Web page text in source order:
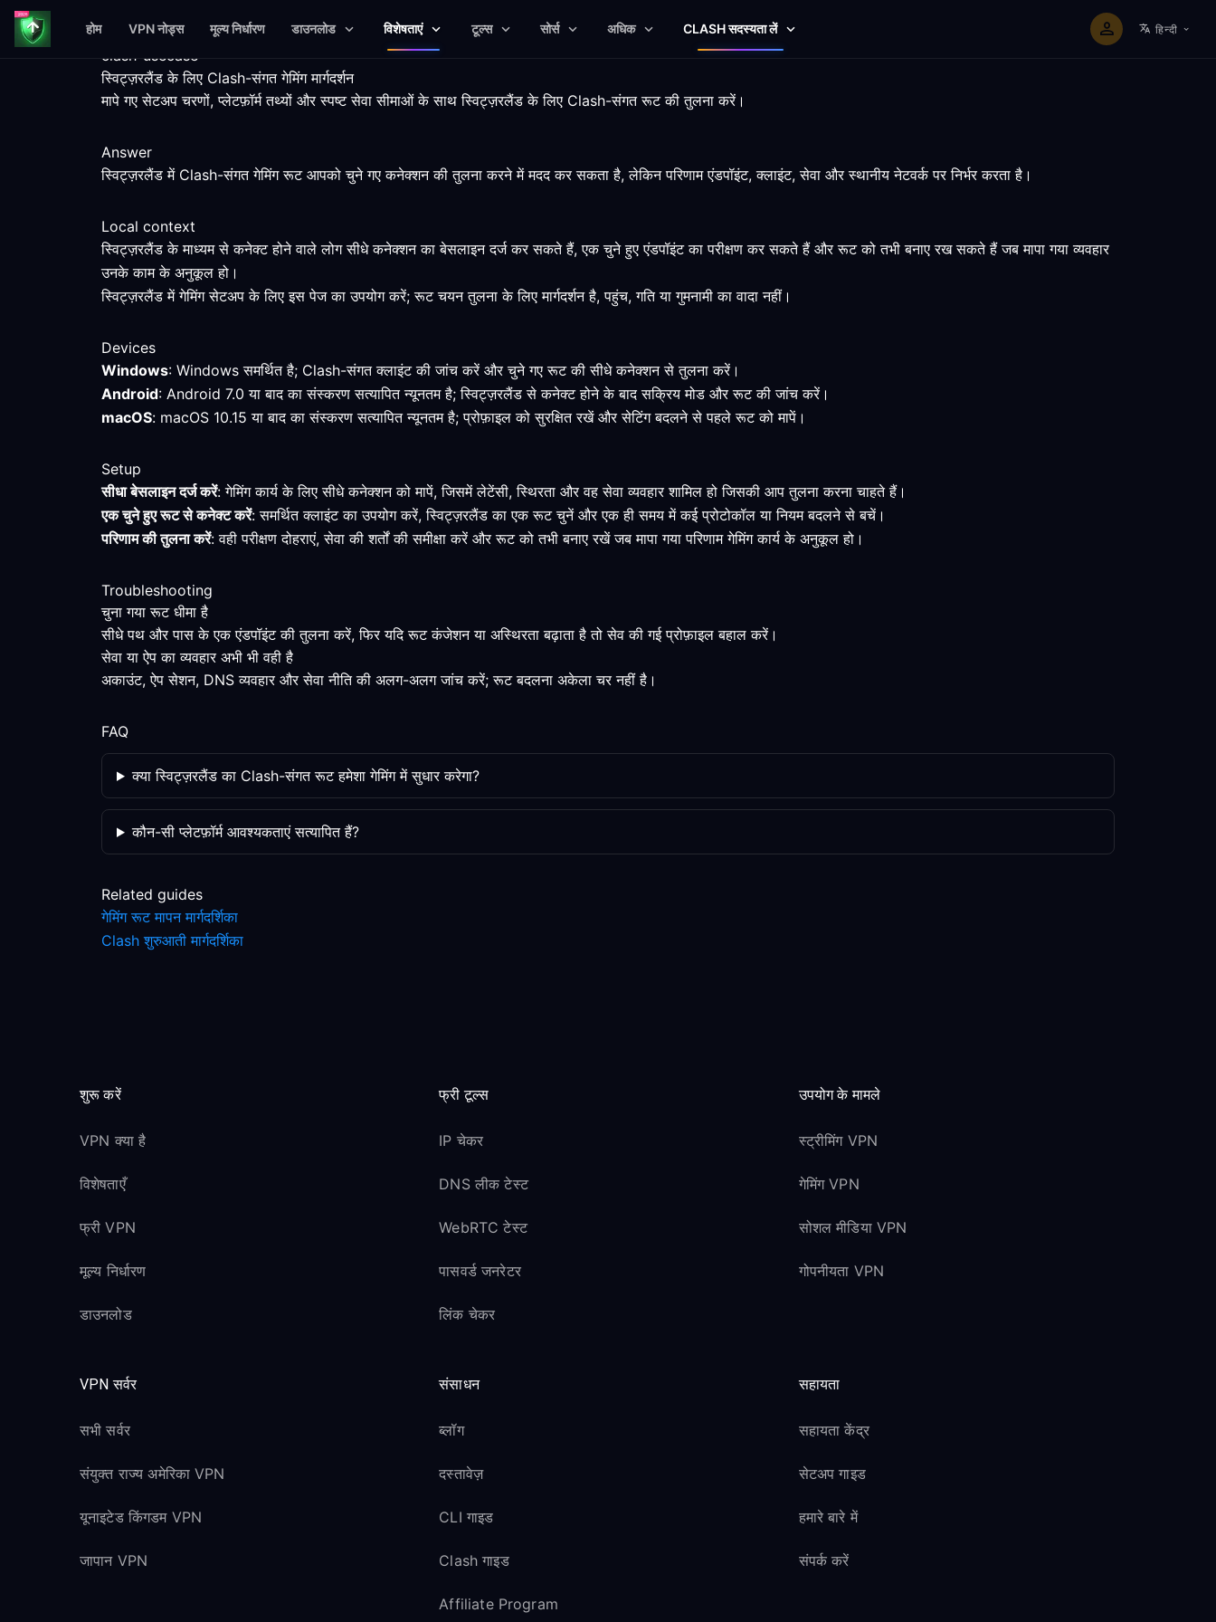
होम VPN नोड्स मूल्य निर्धारण डाउनलोड विशेषताएं टूल्स सोर्स अधिक CLASH सदस्यता लें हिन्दी
clash-usecase
स्विट्ज़रलैंड के लिए Clash-संगत गेमिंग मार्गदर्शन
मापे गए सेटअप चरणों, प्लेटफ़ॉर्म तथ्यों और स्पष्ट सेवा सीमाओं के साथ स्विट्ज़रलैंड के लिए Clash-संगत रूट की तुलना करें।
Answer
स्विट्ज़रलैंड में Clash-संगत गेमिंग रूट आपको चुने गए कनेक्शन की तुलना करने में मदद कर सकता है, लेकिन परिणाम एंडपॉइंट, क्लाइंट, सेवा और स्थानीय नेटवर्क पर निर्भर करता है।
Local context
स्विट्ज़रलैंड के माध्यम से कनेक्ट होने वाले लोग सीधे कनेक्शन का बेसलाइन दर्ज कर सकते हैं, एक चुने हुए एंडपॉइंट का परीक्षण कर सकते हैं और रूट को तभी बनाए रख सकते हैं जब मापा गया व्यवहार
उनके काम के अनुकूल हो।
स्विट्ज़रलैंड में गेमिंग सेटअप के लिए इस पेज का उपयोग करें; रूट चयन तुलना के लिए मार्गदर्शन है, पहुंच, गति या गुमनामी का वादा नहीं।
Devices
Windows: Windows समर्थित है; Clash-संगत क्लाइंट की जांच करें और चुने गए रूट की सीधे कनेक्शन से तुलना करें।
Android: Android 7.0 या बाद का संस्करण सत्यापित न्यूनतम है; स्विट्ज़रलैंड से कनेक्ट होने के बाद सक्रिय मोड और रूट की जांच करें।
macOS: macOS 10.15 या बाद का संस्करण सत्यापित न्यूनतम है; प्रोफ़ाइल को सुरक्षित रखें और सेटिंग बदलने से पहले रूट को मापें।
Setup
सीधा बेसलाइन दर्ज करें: गेमिंग कार्य के लिए सीधे कनेक्शन को मापें, जिसमें लेटेंसी, स्थिरता और वह सेवा व्यवहार शामिल हो जिसकी आप तुलना करना चाहते हैं।
एक चुने हुए रूट से कनेक्ट करें: समर्थित क्लाइंट का उपयोग करें, स्विट्ज़रलैंड का एक रूट चुनें और एक ही समय में कई प्रोटोकॉल या नियम बदलने से बचें।
परिणाम की तुलना करें: वही परीक्षण दोहराएं, सेवा की शर्तों की समीक्षा करें और रूट को तभी बनाए रखें जब मापा गया परिणाम गेमिंग कार्य के अनुकूल हो।
Troubleshooting
चुना गया रूट धीमा है
सीधे पथ और पास के एक एंडपॉइंट की तुलना करें, फिर यदि रूट कंजेशन या अस्थिरता बढ़ाता है तो सेव की गई प्रोफ़ाइल बहाल करें।
सेवा या ऐप का व्यवहार अभी भी वही है
अकाउंट, ऐप सेशन, DNS व्यवहार और सेवा नीति की अलग-अलग जांच करें; रूट बदलना अकेला चर नहीं है।
FAQ
क्या स्विट्ज़रलैंड का Clash-संगत रूट हमेशा गेमिंग में सुधार करेगा?
कौन-सी प्लेटफ़ॉर्म आवश्यकताएं सत्यापित हैं?
Related guides
गेमिंग रूट मापन मार्गदर्शिका
Clash शुरुआती मार्गदर्शिका
शुरू करें
VPN क्या है
विशेषताएँ
फ्री VPN
मूल्य निर्धारण
डाउनलोड
फ्री टूल्स
IP चेकर
DNS लीक टेस्ट
WebRTC टेस्ट
पासवर्ड जनरेटर
लिंक चेकर
उपयोग के मामले
स्ट्रीमिंग VPN
गेमिंग VPN
सोशल मीडिया VPN
गोपनीयता VPN
VPN सर्वर
सभी सर्वर
संयुक्त राज्य अमेरिका VPN
यूनाइटेड किंगडम VPN
जापान VPN
संसाधन
ब्लॉग
दस्तावेज़
CLI गाइड
Clash गाइड
Affiliate Program
सहायता
सहायता केंद्र
सेटअप गाइड
हमारे बारे में
संपर्क करें